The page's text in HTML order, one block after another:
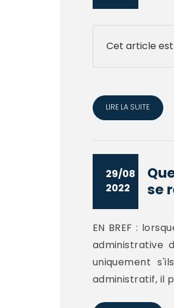
Cet article
LIRE LA SUITE
29/08
2022
se
EN BREF :
administrative
uniquement
administratif, il